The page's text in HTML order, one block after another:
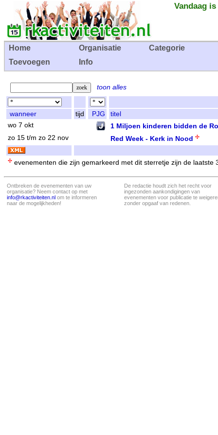
Vandaag
Home Organisatie
Categorie
Toevoegen
Info
toon alles
wanneer tijd PJG
titel
wo 7 okt
1 Miljoen kinderen bidden de
zo 15 t/m zo 22 nov Red Week - Kerk in Nood
evenementen die zijn gemarkeerd met dit sterretje zijn de laatste
Ontbreken de evenementen van uw
organisatie? Neem contact op met
info@rkactiviteiten.nl om te informeren
naar de mogelijkheden!
De redactie houdt zich het recht voor
ingezonden aankondigingen van
evenementen voor publicatie te
zonder opgaaf van redenen.